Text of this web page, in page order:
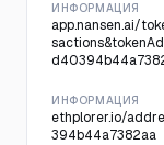
ИНФОРМАЦИЯ
app.nansen.ai/
ИНФОРМАЦИЯ
ethplorer.io/
394b44a7382aa